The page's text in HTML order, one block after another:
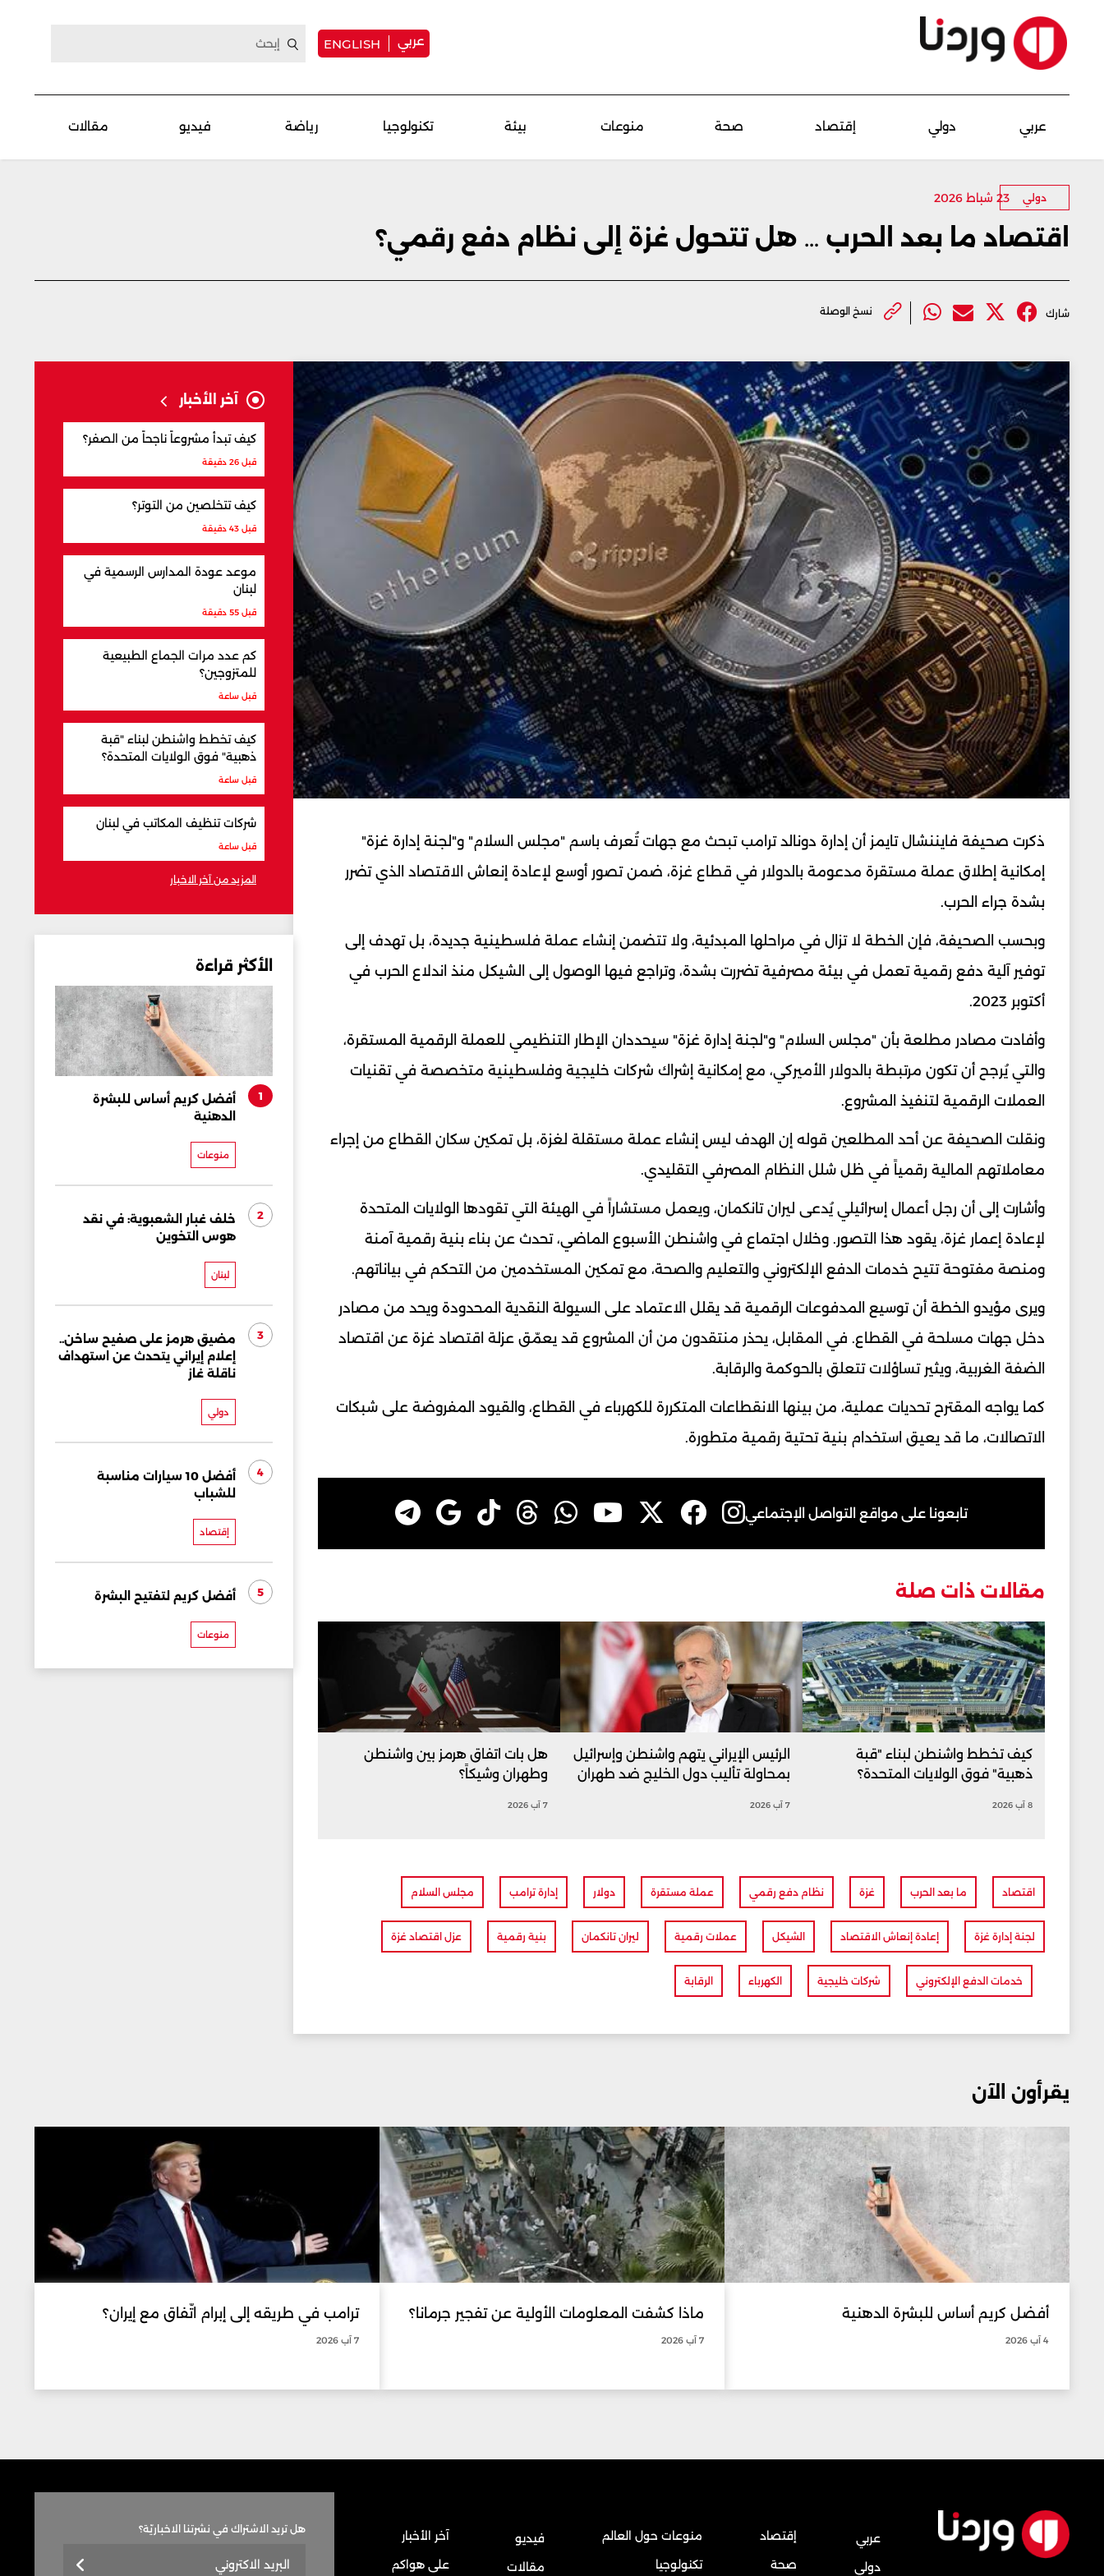
عربي ENGLISH
عربي دولي إقتصاد صحة منوعات بيئة تكنولوجيا رياضة فيديو مقالات
دولي 23 شباط 2026
اقتصاد ما بعد الحرب … هل تتحول غزة إلى نظام دفع رقمي؟
شارك نسخ الوصلة
ذكرت صحيفة فايننشال تايمز أن إدارة دونالد ترامب تبحث مع جهات تُعرف باسم "مجلس السلام" و"لجنة إدارة غزة"
إمكانية إطلاق عملة مستقرة مدعومة بالدولار في قطاع غزة، ضمن تصور أوسع لإعادة إنعاش الاقتصاد الذي تضرر
بشدة جراء الحرب.
وبحسب الصحيفة، فإن الخطة لا تزال في مراحلها المبدئية، ولا تتضمن إنشاء عملة فلسطينية جديدة، بل تهدف إلى
توفير آلية دفع رقمية تعمل في بيئة مصرفية تضررت بشدة، وتراجع فيها الوصول إلى الشيكل منذ اندلاع الحرب في
أكتوبر 2023.
وأفادت مصادر مطلعة بأن "مجلس السلام" و"لجنة إدارة غزة" سيحددان الإطار التنظيمي للعملة الرقمية المستقرة،
والتي يُرجح أن تكون مرتبطة بالدولار الأميركي، مع إمكانية إشراك شركات خليجية وفلسطينية متخصصة في تقنيات
العملات الرقمية لتنفيذ المشروع.
ونقلت الصحيفة عن أحد المطلعين قوله إن الهدف ليس إنشاء عملة مستقلة لغزة، بل تمكين سكان القطاع من إجراء
معاملاتهم المالية رقمياً في ظل شلل النظام المصرفي التقليدي.
وأشارت إلى أن رجل أعمال إسرائيلي يُدعى ليران تانكمان، ويعمل مستشاراً في الهيئة التي تقودها الولايات المتحدة
لإعادة إعمار غزة، يقود هذا التصور. وخلال اجتماع في واشنطن الأسبوع الماضي، تحدث عن بناء بنية رقمية آمنة
ومنصة مفتوحة تتيح خدمات الدفع الإلكتروني والتعليم والصحة، مع تمكين المستخدمين من التحكم في بياناتهم.
ويرى مؤيدو الخطة أن توسيع المدفوعات الرقمية قد يقلل الاعتماد على السيولة النقدية المحدودة ويحد من مصادر
دخل جهات مسلحة في القطاع. في المقابل، يحذر منتقدون من أن المشروع قد يعمّق عزلة اقتصاد غزة عن اقتصاد
الضفة الغربية، ويثير تساؤلات تتعلق بالحوكمة والرقابة.
كما يواجه المقترح تحديات عملية، من بينها الانقطاعات المتكررة للكهرباء في القطاع، والقيود المفروضة على شبكات
الاتصالات، ما قد يعيق استخدام بنية تحتية رقمية متطورة.
تابعونا على مواقع التواصل الإجتماعي
مقالات ذات صلة
كيف تخطط واشنطن لبناء "قبة
ذهبية" فوق الولايات المتحدة؟
8 آب 2026
الرئيس الإيراني يتهم واشنطن وإسرائيل
بمحاولة تأليب دول الخليج ضد طهران
7 آب 2026
هل بات اتفاق هرمز بين واشنطن
وطهران وشيكاً؟
7 آب 2026
اقتصاد ما بعد الحرب غزة نظام دفع رقمي عملة مستقرة دولار إدارة ترامب مجلس السلام
لجنة إدارة غزة إعادة إنعاش الاقتصاد الشيكل عملات رقمية ليران تانكمان بنية رقمية عزل اقتصاد غزة
خدمات الدفع الإلكتروني شركات خليجية الكهرباء الرقابة
آخر الأخبار
كيف تبدأ مشروعاً ناجحاً من الصفر؟
قبل 26 دقيقة
كيف تتخلصين من التوتر؟
قبل 43 دقيقة
موعد عودة المدارس الرسمية في
لبنان
قبل 55 دقيقة
كم عدد مرات الجماع الطبيعية
للمتزوجين؟
قبل ساعة
كيف تخطط واشنطن لبناء "قبة
ذهبية" فوق الولايات المتحدة؟
قبل ساعة
شركات تنظيف المكاتب في لبنان
قبل ساعة
المزيد من آخر الاخبار
الأكثر قراءة
1
أفضل كريم أساس للبشرة
الدهنية
منوعات
2
خلف غبار الشعبوية: في نقد
هوس التخوين
لبنان
3
مضيق هرمز على صفيح ساخن..
إعلام إيراني يتحدث عن استهداف
ناقلة غاز
دولي
4
أفضل 10 سيارات مناسبة
للشباب
إقتصاد
5 أفضل كريم لتفتيح البشرة
منوعات
يقرأون الآن
أفضل كريم أساس للبشرة الدهنية
4 آب 2026
ماذا كشفت المعلومات الأولية عن تفجير جرمانا؟
7 آب 2026
ترامب في طريقه إلى إبرام اتّفاق مع إيران؟
7 آب 2026
عربي
دولي
إقتصاد
صحة
منوعات حول العالم
تكنولوجيا
فيديو
مقالات
آخر الأخبار
على هواكم
هل تريد الاشتراك في نشرتنا الاخباريّة؟